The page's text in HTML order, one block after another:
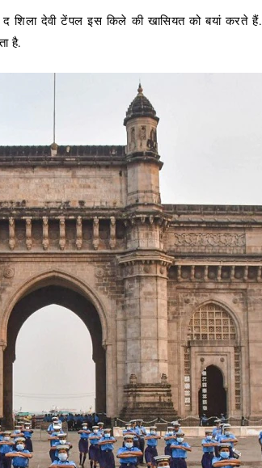
देवी टेंपल इस किले की खासियत को बयां करते हैं.
है.